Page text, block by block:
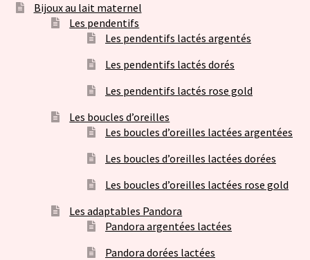
Bijoux au lait maternel
Les pendentifs
Les pendentifs lactés argentés
Les pendentifs lactés dorés
Les pendentifs lactés rose gold
Les boucles d’oreilles
Les boucles d’oreilles lactées argentées
Les boucles d’oreilles lactées dorées
Les boucles d’oreilles lactées rose gold
Les adaptables Pandora
Pandora argentées lactées
Pandora dorées lactées